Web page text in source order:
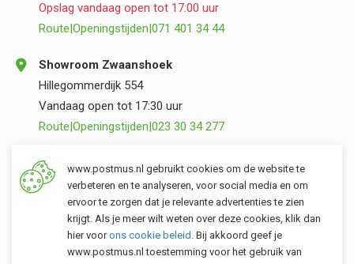
Opslag vandaag open tot 17:00 uur
Route|Openingstijden|071 401 34 44
Showroom Zwaanshoek
Hillegommerdijk 554
Vandaag open tot 17:30 uur
Route|Openingstijden|023 30 34 277
Opslag Valkenburg (ZH)
Torenvlietslaan 3
Vandaag open tot 17:00 uur
Route|Openingstijden |071 401 34 44
www.postmus.nl gebruikt cookies om de website te
verbeteren en te analyseren, voor social media en om
ervoor te zorgen dat je relevante advertenties te zien
krijgt. Als je meer wilt weten over deze cookies, klik dan
hier voorons cookie beleid . Bij akkoord geef je
www.postmus.nl toestemming voor het gebruik van